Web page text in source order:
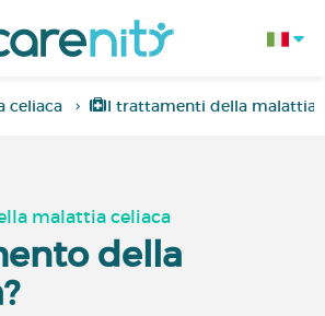
celiaca I trattamenti della malattia
malattia celiaca
della